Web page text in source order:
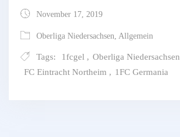
November 17, 2019
Oberliga Niedersachsen, Allgemein
Tags: 1fcgel , Oberliga Niedersachsen
FC Eintracht Northeim , 1FC Germania